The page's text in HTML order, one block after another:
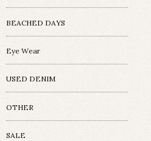
BEACHED DAYS
Eye Wear
USED DENIM
OTHER
SALE